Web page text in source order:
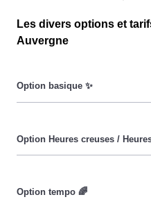
Les divers options et
Auvergne
date, ni de l'heure, que ce
💡
Ménétrol est réduit. ⚡